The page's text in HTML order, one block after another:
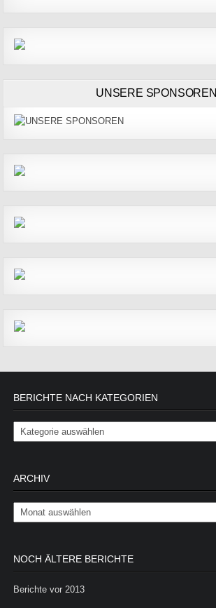
UNSERE SPONSOREN
BERICHTE NACH KATEGORIEN
Berichte nach Kategorien
ARCHIV
Archiv
NOCH ÄLTERE BERICHTE
Berichte vor 2013